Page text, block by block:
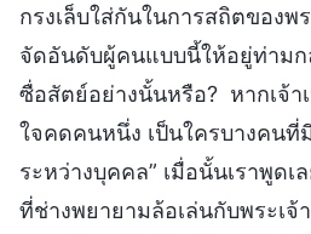
กรงเล็บใส่กันในการสถิตของ
จัดอันดับผู้คนแบบนี้ให้อยู่ท่าม
ซื่อสัตย์อย่างนั้นหรือ? หากเจ้า
ใจคดคนหนึ่ง เป็นใครบางคน
ระหว่างบุคคล” เมื่อนั้นเราพูดเ
ที่ช่างพยายามล้อเล่นกับพระเ